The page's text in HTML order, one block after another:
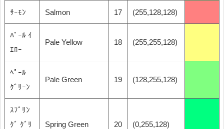
ｻｰﾓﾝ Salmon 17 (255,128,128)
ﾊﾟｰﾙ ｲ
ｴﾛｰ
Pale Yellow 18 (255,255,128)
ﾍﾟｰﾙ
ｸﾞﾘｰﾝ
Pale Green 19 (128,255,128)
ｽﾌﾟﾘﾝ
ｸﾞ ｸﾞﾘ
Spring Green 20 (0,255,128)